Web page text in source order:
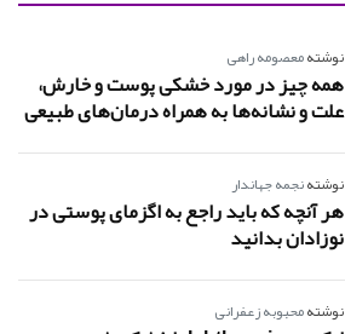
نوشتهمعصومه راهی
همه چیز در مورد خشکی پوست و خارش،
علت و نشانه‌ها به همراه درمان‌های طبیعی
نوشتهنجمه جهاندار
هر آنچه که باید راجع به اگزمای پوستی در
نوزادان بدانید
نوشتهمحبوبه زعفرانی